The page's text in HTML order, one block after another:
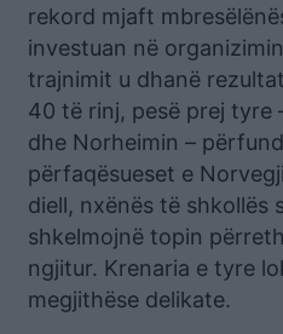
rekord mjaft
investuan në
trajnimit u dhanë
40 të rinj, pesë prej tyre
dhe Norheimin –
përfaqësueset e
diell, nxënës të shkollës
shkelmojnë topin
ngjitur. Krenaria e tyre
megjithëse delikate.